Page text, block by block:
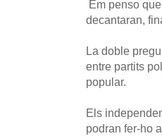
Em penso
decantaran,
La doble
entre partits
popular.
Els
podran fer-ho